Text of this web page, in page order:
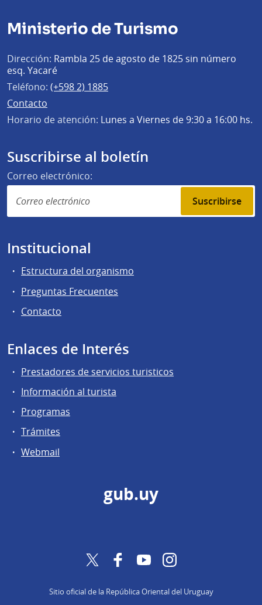
Ministerio de Turismo
Dirección: Rambla 25 de agosto de 1825 sin número
esq. Yacaré
Teléfono: (+598 2) 1885
Contacto
Horario de atención: Lunes a Viernes de 9:30 a 16:00 hs.
Suscribirse al boletín
Correo electrónico:
Suscribirse
Institucional
Estructura del organismo
Preguntas Frecuentes
Contacto
Enlaces de Interés
Prestadores de servicios turisticos
Información al turista
Programas
Trámites
Webmail
gub.uy
Twitter FacebookYouTubeInstagram
Sitio oficial de la República Oriental del Uruguay